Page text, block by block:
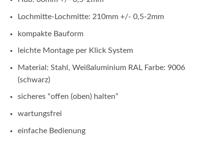
Lochmitte-Lochmitte: 210mm +/- 0,5-2mm
kompakte Bauform
leichte Montage per Klick System
Material: Stahl, Weißaluminium RAL Farbe: 9006
(schwarz)
sicheres “offen (oben) halten”
wartungsfrei
einfache Bedienung